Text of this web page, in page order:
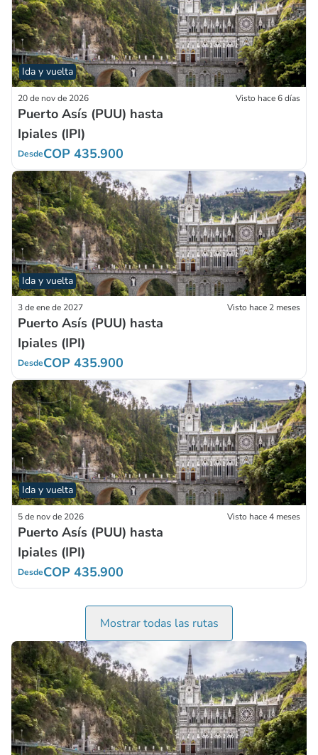
Ida y vuelta
20 de nov de 2026 Visto hace 6 días
Puerto Asís (PUU) hasta
Ipiales (IPI)
DesdeCOP 435.900
Ida y vuelta
3 de ene de 2027 Visto hace 2 meses
Puerto Asís (PUU) hasta
Ipiales (IPI)
DesdeCOP 435.900
Ida y vuelta
5 de nov de 2026 Visto hace 4 meses
Puerto Asís (PUU) hasta
Ipiales (IPI)
DesdeCOP 435.900
Mostrar todas las rutas